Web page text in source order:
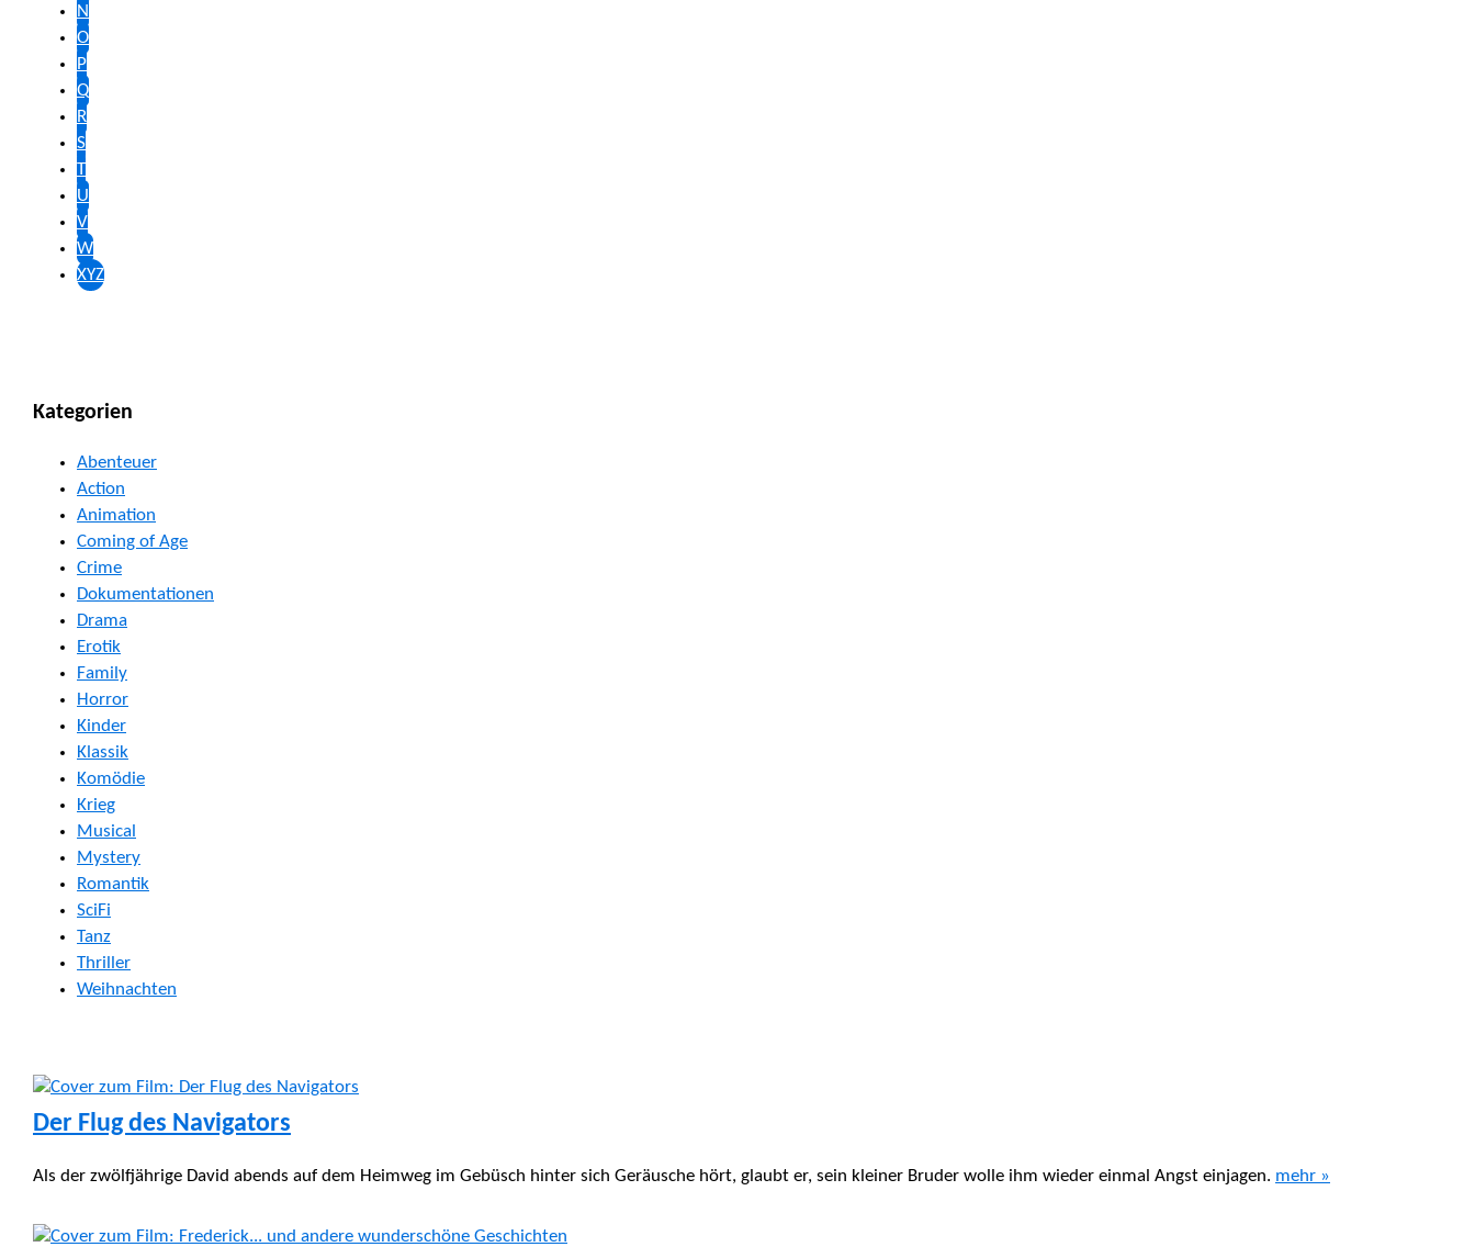
N
O
P
Q
R
S
T
U
V
W
XYZ
Kategorien
Abenteuer
Action
Animation
Coming of Age
Crime
Dokumentationen
Drama
Erotik
Family
Horror
Kinder
Klassik
Komödie
Krieg
Musical
Mystery
Romantik
SciFi
Tanz
Thriller
Weihnachten
Der Flug des Navigators
Als der zwölfjährige David abends auf dem Heimweg im Gebüsch hinter sich Geräusche hört, glaubt er, sein kleiner Bruder wolle ihm wieder einmal Angst einjagen. mehr »